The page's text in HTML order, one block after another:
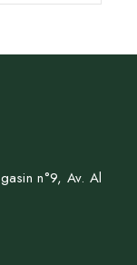
n°9, Av. Al